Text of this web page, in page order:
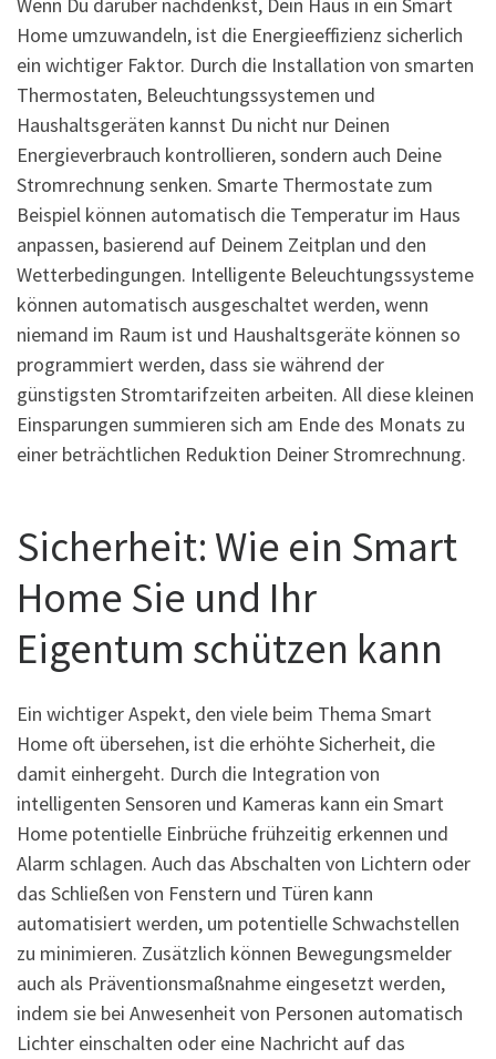
Wenn Du darüber nachdenkst, Dein Haus in ein Smart
Home umzuwandeln, ist die Energieeffizienz sicherlich
ein wichtiger Faktor. Durch die Installation von smarten
Thermostaten, Beleuchtungssystemen und
Haushaltsgeräten kannst Du nicht nur Deinen
Energieverbrauch kontrollieren, sondern auch Deine
Stromrechnung senken. Smarte Thermostate zum
Beispiel können automatisch die Temperatur im Haus
anpassen, basierend auf Deinem Zeitplan und den
Wetterbedingungen. Intelligente Beleuchtungssysteme
können automatisch ausgeschaltet werden, wenn
niemand im Raum ist und Haushaltsgeräte können so
programmiert werden, dass sie während der
günstigsten Stromtarifzeiten arbeiten. All diese kleinen
Einsparungen summieren sich am Ende des Monats zu
einer beträchtlichen Reduktion Deiner Stromrechnung.
Sicherheit: Wie ein Smart
Home Sie und Ihr
Eigentum schützen kann
Ein wichtiger Aspekt, den viele beim Thema Smart
Home oft übersehen, ist die erhöhte Sicherheit, die
damit einhergeht. Durch die Integration von
intelligenten Sensoren und Kameras kann ein Smart
Home potentielle Einbrüche frühzeitig erkennen und
Alarm schlagen. Auch das Abschalten von Lichtern oder
das Schließen von Fenstern und Türen kann
automatisiert werden, um potentielle Schwachstellen
zu minimieren. Zusätzlich können Bewegungsmelder
auch als Präventionsmaßnahme eingesetzt werden,
indem sie bei Anwesenheit von Personen automatisch
Lichter einschalten oder eine Nachricht auf das